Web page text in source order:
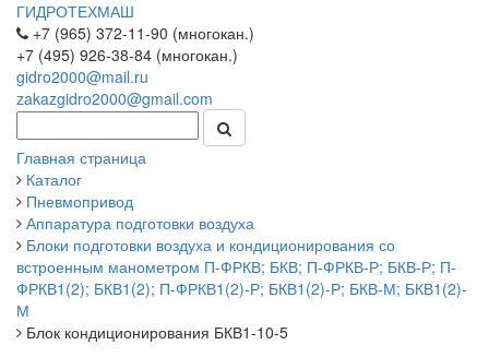
ГИДРОТЕХМАШ
+7 (965) 372-11-90 (многокан.)
+7 (495) 926-38-84 (многокан.)
gidro2000@mail.ru
zakazgidro2000@gmail.com
Главная страница
Каталог
Пневмопривод
Аппаратура подготовки воздуха
Блоки подготовки воздуха и кондиционирования со
встроенным манометром П-ФРКВ; БКВ; П-ФРКВ-Р; БКВ-Р; П-
ФРКВ1(2); БКВ1(2); П-ФРКВ1(2)-Р; БКВ1(2)-Р; БКВ-М; БКВ1(2)-
М
Блок кондиционирования БКВ1-10-5